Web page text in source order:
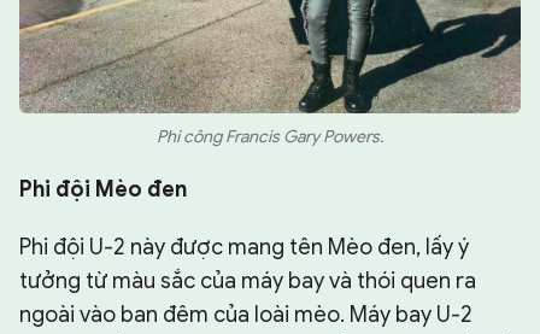
Phi công Francis Gary Powers.
Phi đội Mèo đen
Phi đội U-2 này được mang tên Mèo đen, lấy ý
tưởng từ màu sắc của máy bay và thói quen ra
ngoài vào ban đêm của loài mèo. Máy bay U-2